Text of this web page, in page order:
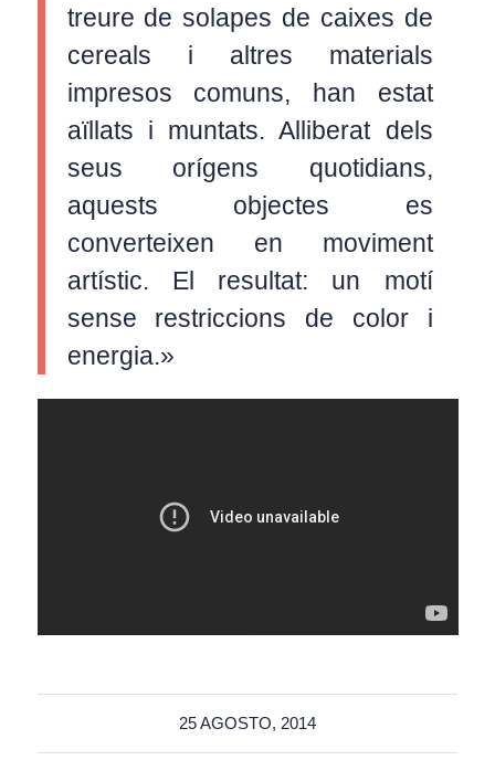
treure de solapes de caixes de
cereals i altres materials
impresos comuns, han estat
aïllats i muntats. Alliberat dels
seus orígens quotidians,
aquests objectes es
converteixen en moviment
artístic. El resultat: un motí
sense restriccions de color i
energia.»
25 AGOSTO, 2014